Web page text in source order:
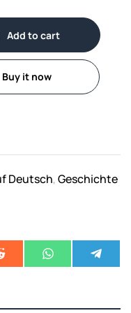
Add to cart
Buy it now
Deutsch,Geschichte